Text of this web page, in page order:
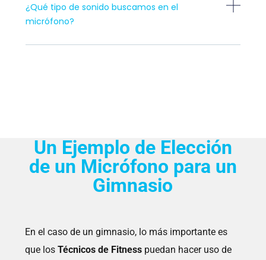
¿Qué tipo de sonido buscamos en el
micrófono?
Un Ejemplo de Elección
de un Micrófono para un
Gimnasio
En el caso de un gimnasio, lo más importante es
que losTécnicos de Fitness puedan hacer uso de